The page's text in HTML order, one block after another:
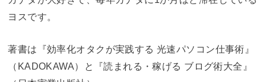
ヨスです。
著書は『効率化オタクが実践する 光速パソコン仕事術』
（KADOKAWA）と『読まれる・稼げる ブログ術大全』